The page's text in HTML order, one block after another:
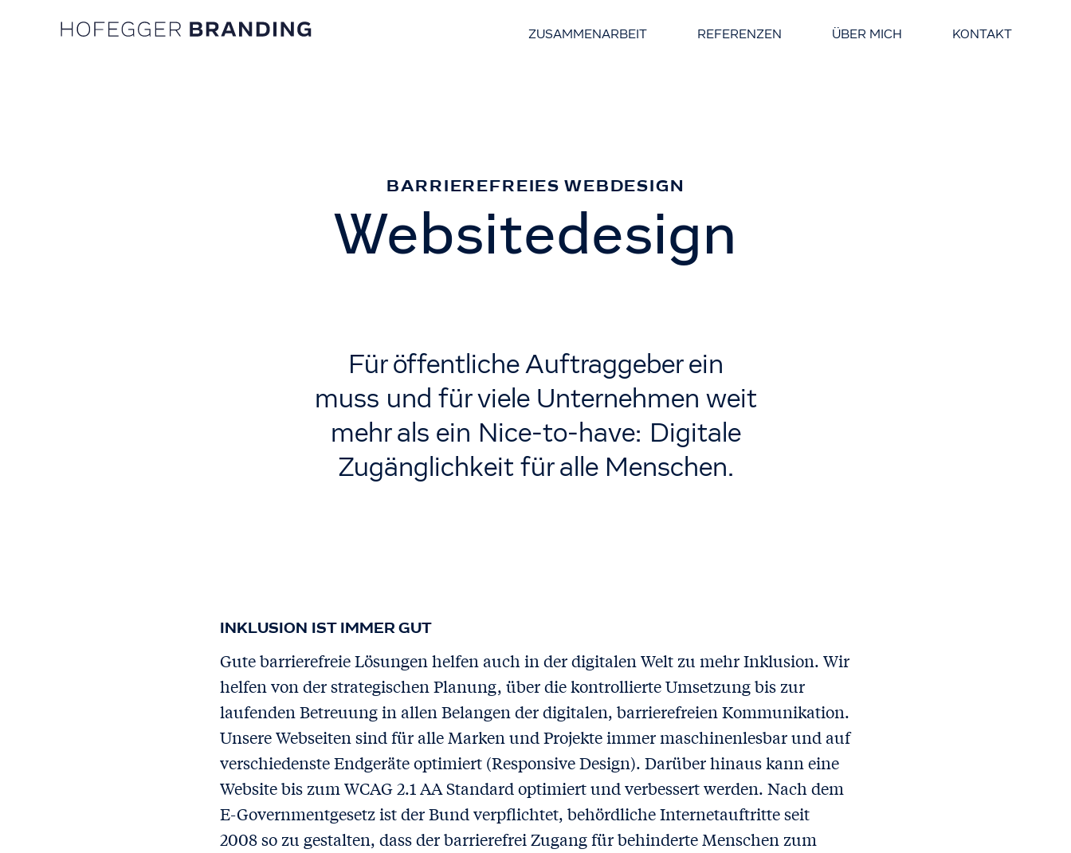
ZUSAMMENARBEIT REFERENZEN ÜBER MICH KONTAKT
Websitedesign
BARRIEREFREIES WEBDESIGN
Für öffentliche Auftraggeber ein
muss und für viele Unternehmen weit
mehr als ein Nice-to-have: Digitale
Zugänglichkeit für alle Menschen.
INKLUSION IST IMMER GUT
Gute barrierefreie Lösungen helfen auch in der digitalen Welt zu mehr Inklusion. Wir
helfen von der strategischen Planung, über die kontrollierte Umsetzung bis zur
laufenden Betreuung in allen Belangen der digitalen, barrierefreien Kommunikation.
Unsere Webseiten sind für alle Marken und Projekte immer maschinenlesbar und auf
verschiedenste Endgeräte optimiert (Responsive Design). Darüber hinaus kann eine
Website bis zum WCAG 2.1 AA Standard optimiert und verbessert werden. Nach dem
E-Governmentgesetz ist der Bund verpflichtet, behördliche Internetauftritte seit
2008 so zu gestalten, dass der barrierefrei Zugang für behinderte Menschen zum